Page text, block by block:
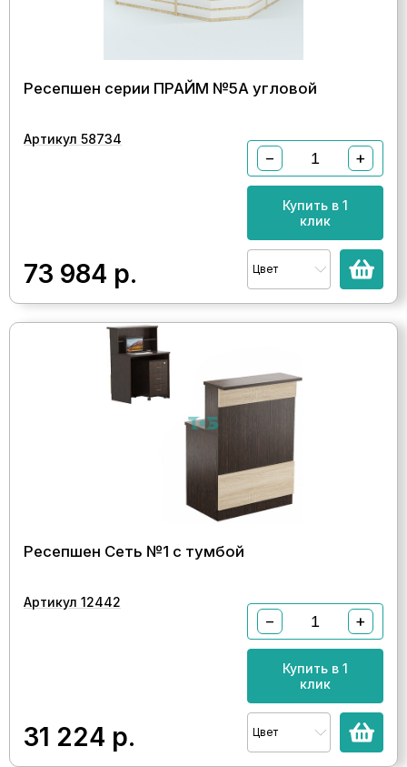
Ресепшен серии ПРАЙМ №5А угловой
Артикул 58734
73 984 р.
− +
Купить в 1
клик
Цвет
Ресепшен Сеть №1 с тумбой
Артикул 12442
31 224 р.
− +
Купить в 1
клик
Цвет